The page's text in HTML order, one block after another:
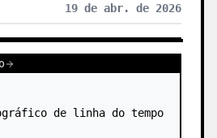
19 de abr. de 2026
de linha do tempo